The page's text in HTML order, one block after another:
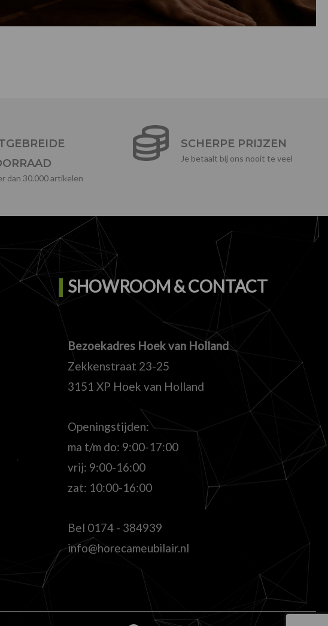
dan 30.000 artikelen
SCHERPE PRIJZEN
Je betaalt bij ons nooit te veel
SHOWROOM & CONTACT
Bezoekadres Hoek van Holland
Zekkenstraat 23-25
3151 XP Hoek van Holland
Openingstijden:
ma t/m do: 9:00-17:00
vrij: 9:00-16:00
zat: 10:00-16:00
Bel 0174 - 384939
info@horecameubilair.nl